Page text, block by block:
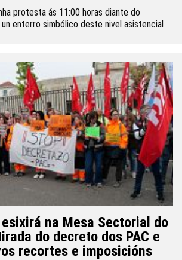
protesta ás 11:00 horas diante do
un enterro simbólico deste nivel asistencial
na Mesa Sectorial do
do decreto dos PAC e
recortes e imposicións